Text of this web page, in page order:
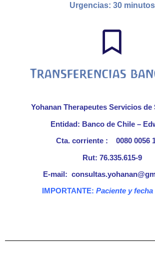
Urgencias: 30 minutos
Transferencias
Yohanan Therapeutes Servicios de
Entidad: Banco de Chile –
Cta. corriente : 0080 0056
Rut: 76.335.615-9
E-mail:
IMPORTANTE: Paciente y fecha